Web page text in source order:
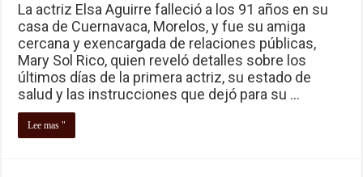
La actriz Elsa Aguirre falleció a los 91 años en su
casa de Cuernavaca, Morelos, y fue su amiga
cercana y exencargada de relaciones públicas,
Mary Sol Rico, quien reveló detalles sobre los
últimos días de la primera actriz, su estado de
salud y las instrucciones que dejó para su …
Lee mas "